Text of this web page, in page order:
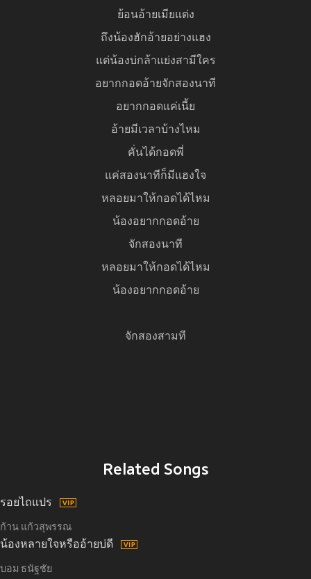
ย้อนอ้ายเมียแต่ง
ถึงน้องฮักอ้ายอย่างแฮง
แต่น้องบ่กล้าแย่งสามีใคร
อยากกอดอ้ายจักสองนาที
อยากกอดแค่เนี้ย
อ้ายมีเวลาบ้างไหม
คั่นได้กอดพี่
แค่สองนาทีก็มีแฮงใจ
หลอยมาให้กอดได้ไหม
น้องอยากกอดอ้าย
จักสองนาที
หลอยมาให้กอดได้ไหม
น้องอยากกอดอ้าย
จักสองสามที
Related Songs
รอยไถแปร
ก้าน แก้วสุพรรณ
น้องหลายใจหรืออ้ายบ่ดี
บอม ธนัฐชัย